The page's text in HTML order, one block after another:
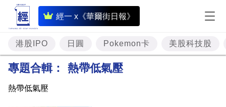
經一 x《華爾街日報》
即
時
財
經
港股IPO 日圓 Pokemon卡 美股科技股
專題合輯： 熱帶低氣壓
熱帶低氣壓